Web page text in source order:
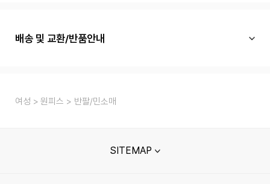
배송 및 교환/반품안내
여성 원피스 반팔/민소매
SITEMAP